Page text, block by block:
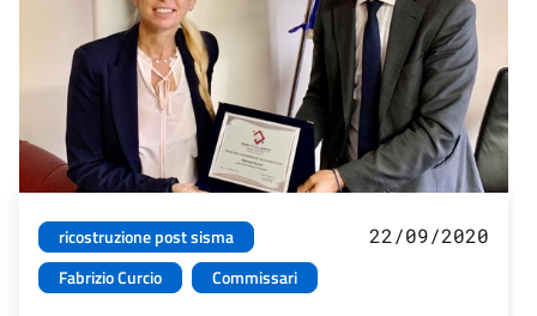
ricostruzione post sisma
Fabrizio Curcio
Commissari
22/09/2020